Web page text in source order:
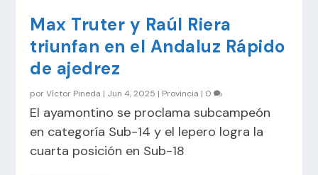
Max Truter y Raúl Riera
triunfan en el Andaluz Rápido
de ajedrez
porVíctor Pineda | Jun 4, 2025 | Provincia | 0
El ayamontino se proclama subcampeón
en categoría Sub-14 y el lepero logra la
cuarta posición en Sub-18